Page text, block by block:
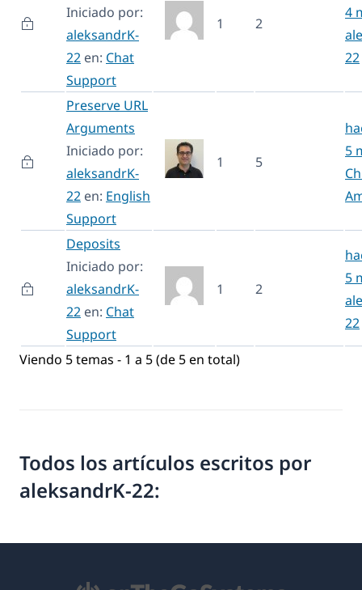
Iniciado por:
aleksandrK-
22 en: Chat
Support
1 2
4
22
Preserve URL
Arguments
Iniciado por:
aleksandrK-
22 en: English
Support
1 5
5
Deposits
Iniciado por:
aleksandrK-
22 en: Chat
Support
1 2
5
22
Viendo 5 temas - 1 a 5 (de 5 en total)
Todos los artículos escritos por
aleksandrK-22: